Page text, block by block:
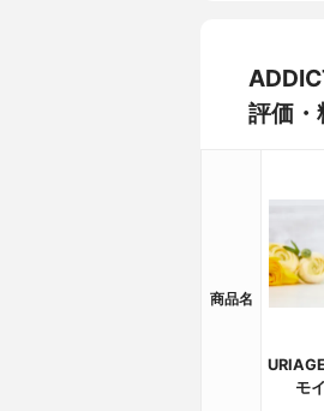
評価・
商品名
モ